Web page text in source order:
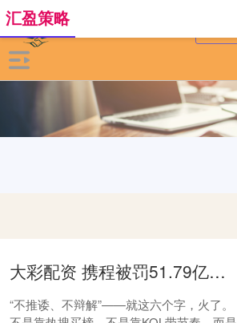
汇盈策略
大彩配资 携程被罚51.79亿后全员信刷屏：不推诿不辩解，这封‘定心丸邮件’为何让打工人集体转发？
“不推诿、不辩解”——就这六个字，火了。